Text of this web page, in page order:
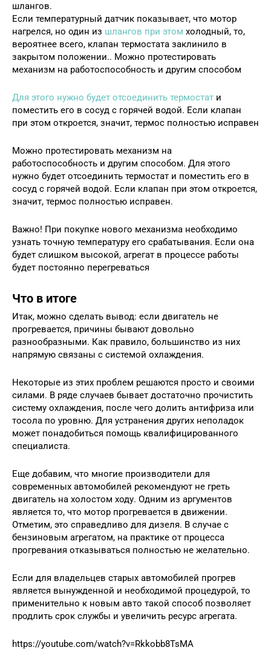
шлангов.
Если температурный датчик показывает, что мотор
нагрелся, но один из шлангов при этом холодный, то,
вероятнее всего, клапан термостата заклинило в
закрытом положении.. Можно протестировать
механизм на работоспособность и другим способом
Для этого нужно будет отсоединить термостат и
поместить его в сосуд с горячей водой. Если клапан
при этом откроется, значит, термос полностью исправен
Можно протестировать механизм на
работоспособность и другим способом. Для этого
нужно будет отсоединить термостат и поместить его в
сосуд с горячей водой. Если клапан при этом откроется,
значит, термос полностью исправен.
Важно! При покупке нового механизма необходимо
узнать точную температуру его срабатывания. Если она
будет слишком высокой, агрегат в процессе работы
будет постоянно перегреваться
Что в итоге
Итак, можно сделать вывод: если двигатель не
прогревается, причины бывают довольно
разнообразными. Как правило, большинство из них
напрямую связаны с системой охлаждения.
Некоторые из этих проблем решаются просто и своими
силами. В ряде случаев бывает достаточно прочистить
систему охлаждения, после чего долить антифриза или
тосола по уровню. Для устранения других неполадок
может понадобиться помощь квалифицированного
специалиста.
Еще добавим, что многие производители для
современных автомобилей рекомендуют не греть
двигатель на холостом ходу. Одним из аргументов
является то, что мотор прогревается в движении.
Отметим, это справедливо для дизеля. В случае с
бензиновым агрегатом, на практике от процесса
прогревания отказываться полностью не желательно.
Если для владельцев старых автомобилей прогрев
является вынужденной и необходимой процедурой, то
применительно к новым авто такой способ позволяет
продлить срок службы и увеличить ресурс агрегата.
https://youtube.com/watch?v=Rkkobb8TsMA